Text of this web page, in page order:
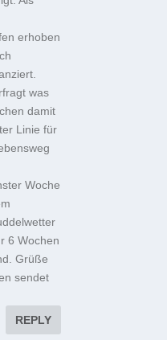
erhoben
was
damit
Linie für
Woche
6 Wochen
Grüße
sendet
REPLY